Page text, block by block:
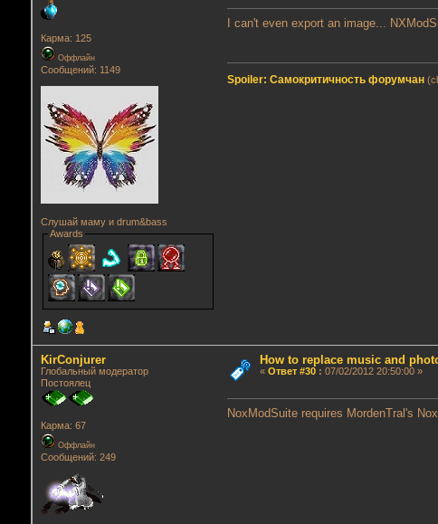
Карма: 125
Оффлайн
Сообщений: 1149
Слушай маму и drum&bass
Awards
I can't even export an image...
Spoiler: Самокритичность форумчан
KirConjurer
Глобальный модератор
Постоялец
Карма: 67
Оффлайн
Сообщений: 249
How to replace music and
« Ответ #30: 07/02/2012 20:50:00 »
NoxModSuite requires MordenTral's